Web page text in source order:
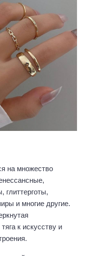
на множество
глиттерготы,
и многие другие.
к искусству и